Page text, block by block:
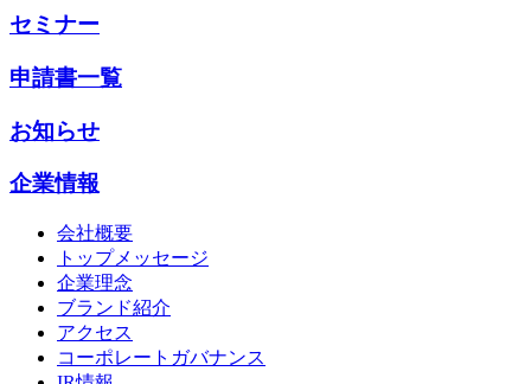
セミナー
申請書一覧
お知らせ
企業情報
会社概要
トップメッセージ
企業理念
ブランド紹介
アクセス
コーポレートガバナンス